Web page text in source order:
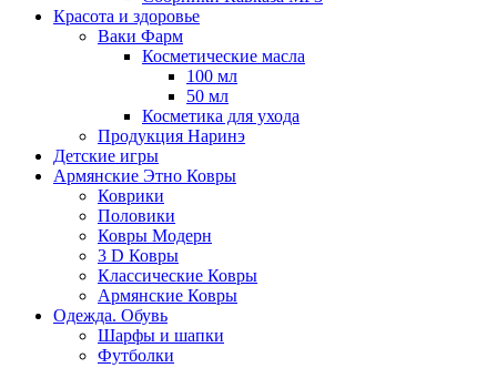
Красота и здоровье
Ваки Фарм
Косметические масла
100 мл
50 мл
Косметика для ухода
Продукция Наринэ
Детские игры
Армянские Этно Ковры
Коврики
Половики
Ковры Модерн
3 D Ковры
Классические Ковры
Армянские Ковры
Одежда. Обувь
Шарфы и шапки
Футболки